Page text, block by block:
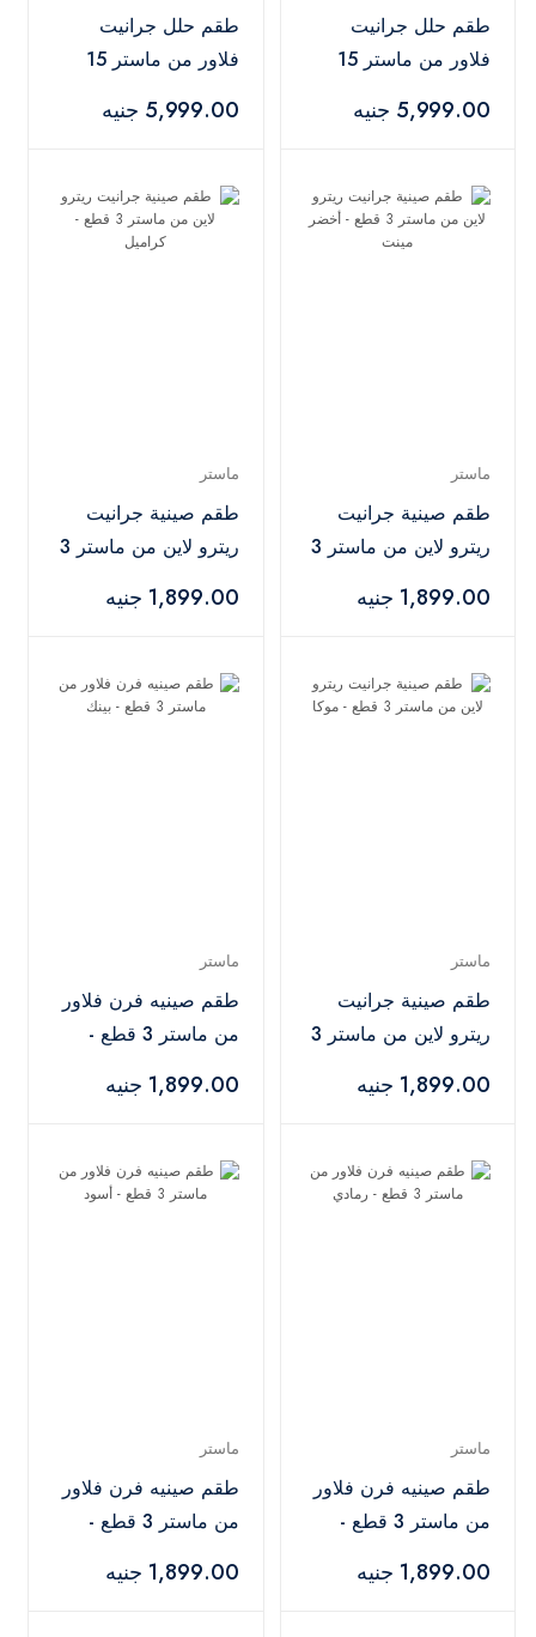
طقم حلل جرانيت
فلاور من ماستر 15
سيليكون - أسود
5,999.00 جنيه
طقم حلل جرانيت
فلاور من ماستر 15
سيليكون - رمادي
5,999.00 جنيه
ماستر
طقم صينية جرانيت
ريترو لاين من ماستر 3
1,899.00 جنيه
ماستر
طقم صينية جرانيت
ريترو لاين من ماستر 3
1,899.00 جنيه
ماستر
طقم صينية جرانيت
ريترو لاين من ماستر 3
1,899.00 جنيه
ماستر
طقم صينيه فرن فلاور
من ماستر 3 قطع -
1,899.00 جنيه
ماستر
طقم صينيه فرن فلاور
من ماستر 3 قطع -
1,899.00 جنيه
ماستر
طقم صينيه فرن فلاور
من ماستر 3 قطع -
1,899.00 جنيه